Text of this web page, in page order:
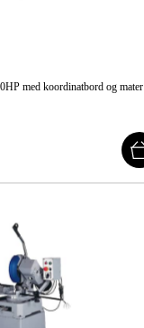
med koordinatbord og mater